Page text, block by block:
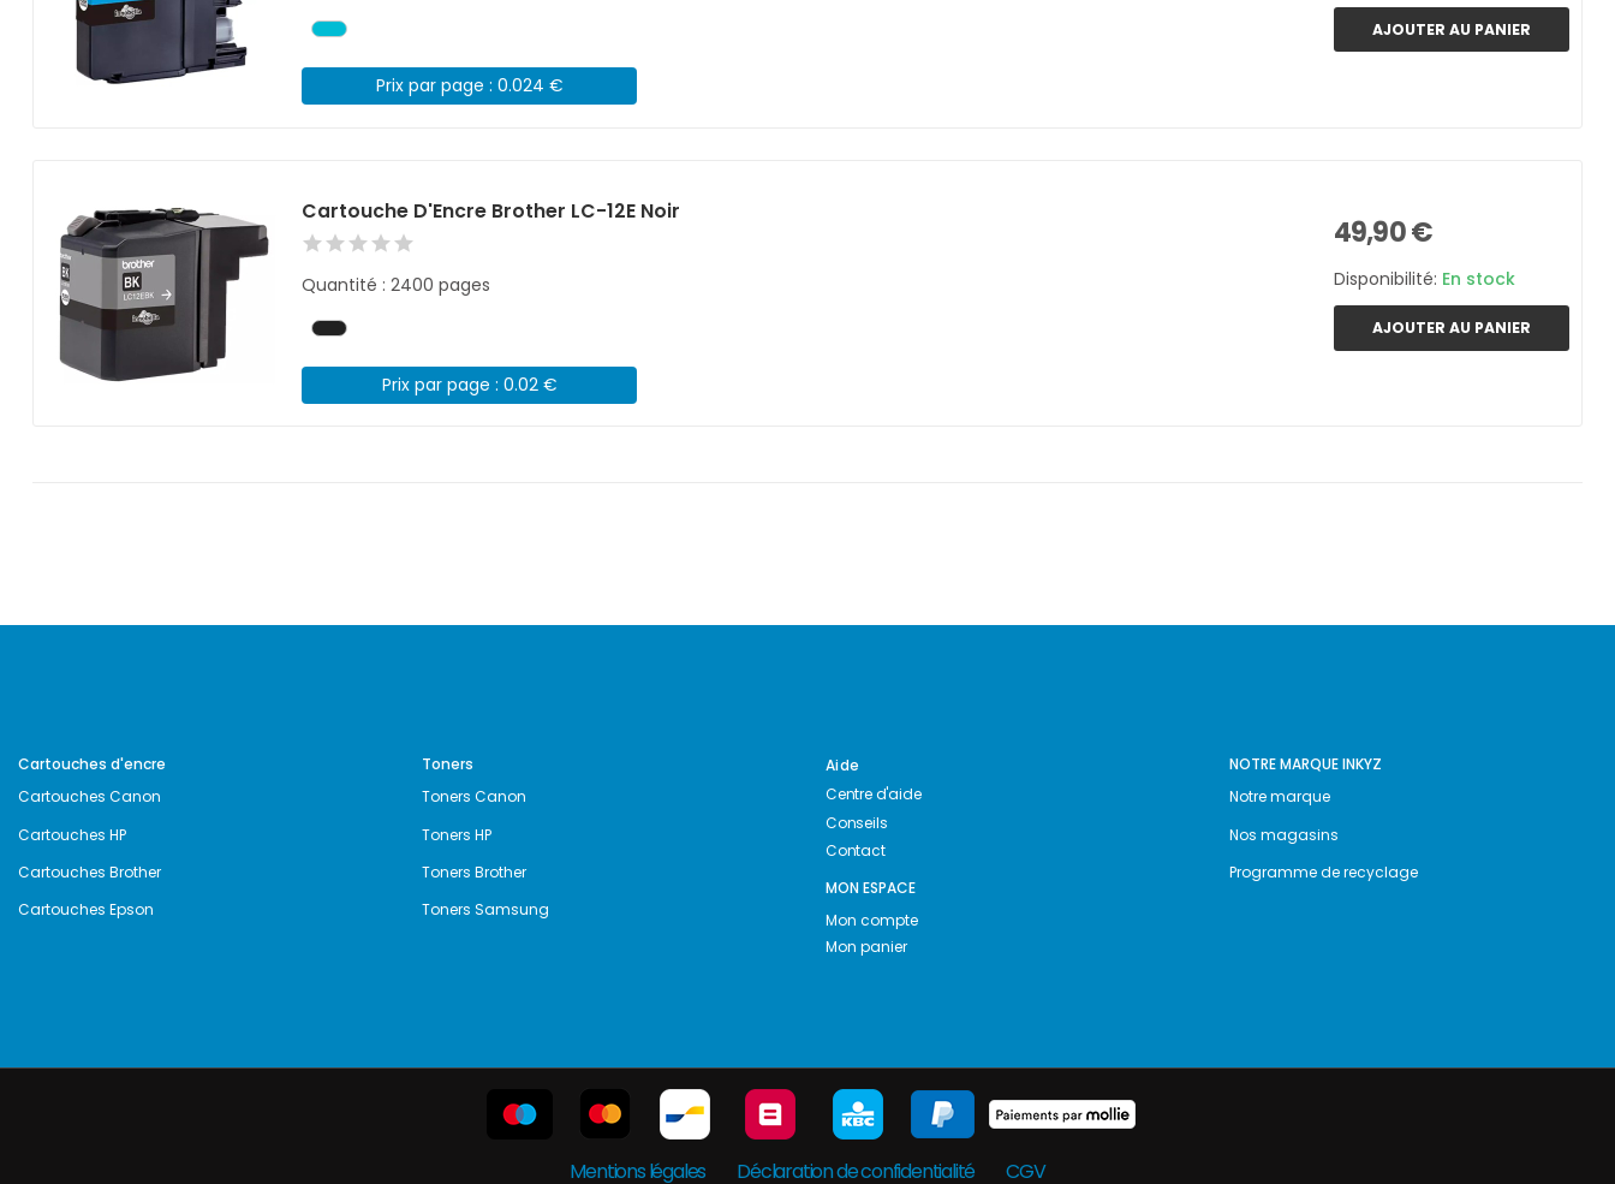
Prix par page : 0.024 €
AJOUTER AU PANIER
Cartouche D'Encre Brother LC-12E Noir
Quantité : 2400 pages
Prix par page : 0.02 €
49,90 €
Disponibilité: En stock
AJOUTER AU PANIER
Cartouches d'encre
Cartouches Canon
Cartouches HP
Cartouches Brother
Cartouches Epson
Toners
Toners Canon
Toners HP
Toners Brother
Toners Samsung
Aide
Centre d'aide
Conseils
Contact
MON ESPACE
Mon compte
Mon panier
NOTRE MARQUE INKYZ
Notre marque
Nos magasins
Programme de recyclage
Mentions légales Déclaration de confidentialité CGV